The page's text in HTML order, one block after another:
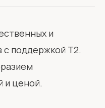
и
поддержкой T2.
и ценой.